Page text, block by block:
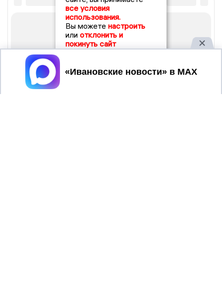
все условия
использования.
Вы можете настроить
или отклонить и
покинуть сайт
Принять